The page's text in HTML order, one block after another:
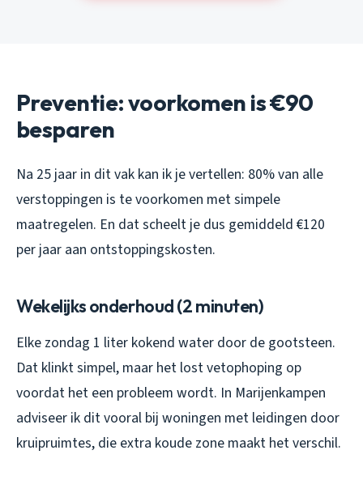
Preventie: voorkomen is €90
besparen
Na 25 jaar in dit vak kan ik je vertellen: 80% van alle
verstoppingen is te voorkomen met simpele
maatregelen. En dat scheelt je dus gemiddeld €120
per jaar aan ontstoppingskosten.
Wekelijks onderhoud (2 minuten)
Elke zondag 1 liter kokend water door de gootsteen.
Dat klinkt simpel, maar het lost vetophoping op
voordat het een probleem wordt. In Marijenkampen
adviseer ik dit vooral bij woningen met leidingen door
kruipruimtes, die extra koude zone maakt het verschil.